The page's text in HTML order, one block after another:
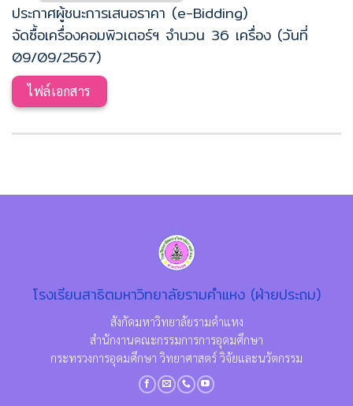
ประกาศผู้ชนะการเสนอราคา (e-Bidding)
จัดซื้อเครื่องคอมพิวเตอร์ฯ จำนวน 36 เครื่อง (วันที่
09/09/2567)
ไฟล์เอกสาร
โรงเรียนสาธิตมหาวิทยาลัยรามคำแหง (ฝ่ายประถม)
สังกัดมหาวิทยาลัยรามคำแหง
สำนักงานคณะกรรมการการอุดมศึกษา
กระทรวงการอุดมศึกษา วิทยาศาสตร์ วิจัยและนวัตกรรม